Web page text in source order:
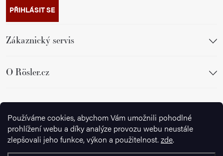
Používáme cookies, abychom Vám umožnili pohodlné
prohlížení webu a díky analýze provozu webu neustále
zlepšovali jeho funkce, výkon a použitelnost. zde.
PŘIHLÁSIT SE
Zákaznický servis
O Rösler.cz
Sledujte nás